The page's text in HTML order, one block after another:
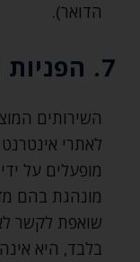
הדואר).
7. הפניות וקישורים
השירותים
לאתרי
מופעלים על
מונהגת בהם
שואפת לקשר
בלבד‚ היא